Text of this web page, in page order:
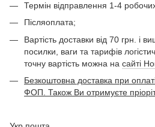
Термін відправлення 1-4
Післяоплата;
Вартість доставки від 70 грн. і
посилки, ваги та тарифів
точну вартість можна на сайті
Безкоштовна доставка при
ФОП. Також Ви отримуєте